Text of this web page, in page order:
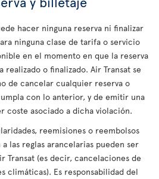
hacer ninguna reserva ni finalizar
ninguna clase de tarifa o servicio
en el momento en que la reserva
realizado o finalizado. Air Transat se
de cancelar cualquier reserva o
con lo anterior, y de emitir una
coste asociado a dicha violación.
reemisiones o reembolsos
las reglas arancelarias pueden ser
Transat (es decir, cancelaciones de
climáticas). Es responsabilidad del